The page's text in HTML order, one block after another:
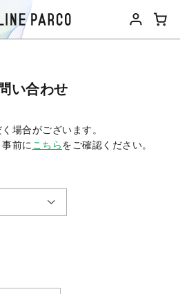
い合わせ
場合がございます。
前に こちらをご確認ください。​